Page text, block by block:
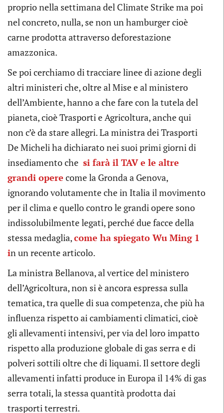
proprio nella settimana del Climate Strike ma poi
nel concreto, nulla, se non un hamburger cioè
carne prodotta attraverso deforestazione
amazzonica.
Se poi cerchiamo di tracciare linee di azione degli
altri ministeri che, oltre al Mise e al ministero
dell’Ambiente, hanno a che fare con la tutela del
pianeta, cioè Trasporti e Agricoltura, anche qui
non c’è da stare allegri. La ministra dei Trasporti
De Micheli ha dichiarato nei suoi primi giorni di
insediamento che si farà il TAV e le altre
grandi opere come la Gronda a Genova,
ignorando volutamente che in Italia il movimento
per il clima e quello contro le grandi opere sono
indissolubilmente legati, perché due facce della
stessa medaglia,come ha spiegato Wu Ming 1
in un recente articolo.
La ministra Bellanova, al vertice del ministero
dell’Agricoltura, non si è ancora espressa sulla
tematica, tra quelle di sua competenza, che più ha
influenza rispetto ai cambiamenti climatici, cioè
gli allevamenti intensivi, per via del loro impatto
rispetto alla produzione globale di gas serra e di
polveri sottili oltre che di liquami. Il settore degli
allevamenti infatti produce in Europa il 14% di gas
serra totali, la stessa quantità prodotta dai
trasporti terrestri.